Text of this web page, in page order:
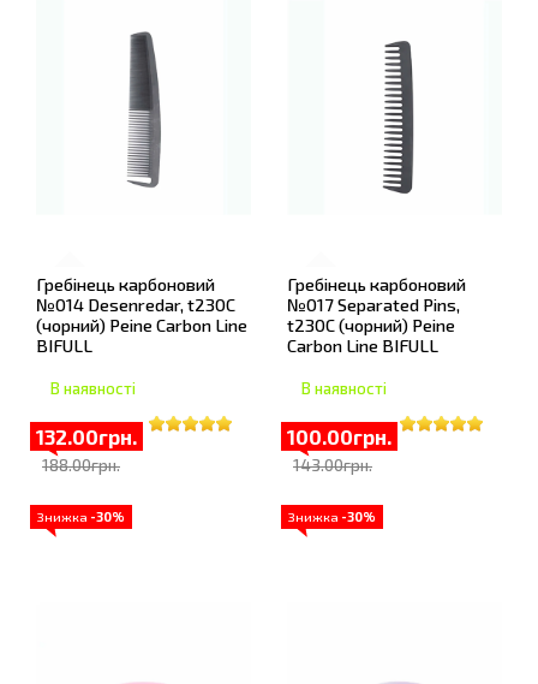
Гребінець карбоновий
№014 Desenredar, t230С
(чорний) Peine Carbon Line
BIFULL
В наявності
132.00грн.
188.00грн.
Гребінець карбоновий
№017 Separated Pins,
t230С (чорний) Peine
Carbon Line BIFULL
В наявності
100.00грн.
143.00грн.
Знижка -30% Знижка -30%